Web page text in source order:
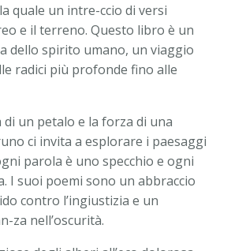
quale un intre-ccio di versi
e il terreno. Questo libro è un
dello spirito umano, un viaggio
radici più profonde fino alle
di un petalo e la forza di una
ci invita a esplorare i paesaggi
parola è uno specchio e ogni
I suoi poemi sono un abbraccio
contro l’ingiustizia e un
za nell’oscurità.